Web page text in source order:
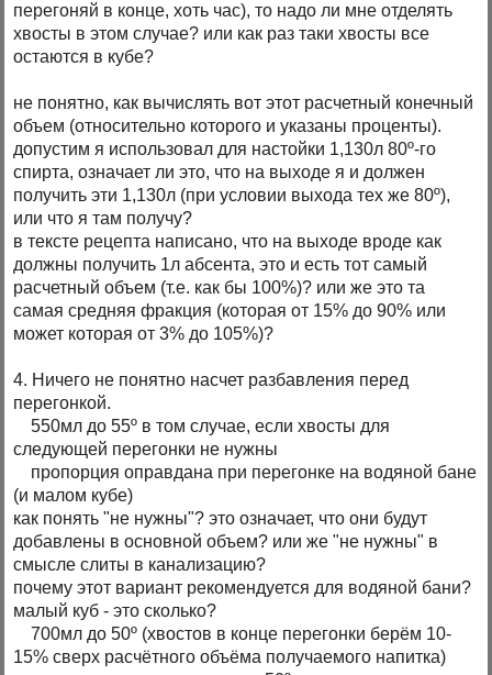
перегоняй в конце, хоть час), то надо ли мне отделять
хвосты в этом случае? или как раз таки хвосты все
остаются в кубе?
не понятно, как вычислять вот этот расчетный конечный
объем (относительно которого и указаны проценты).
допустим я использовал для настойки 1,130л 80º-го
спирта, означает ли это, что на выходе я и должен
получить эти 1,130л (при условии выхода тех же 80º),
или что я там получу?
в тексте рецепта написано, что на выходе вроде как
должны получить 1л абсента, это и есть тот самый
расчетный объем (т.е. как бы 100%)? или же это та
самая средняя фракция (которая от 15% до 90% или
может которая от 3% до 105%)?
4. Ничего не понятно насчет разбавления перед
перегонкой.
550мл до 55º в том случае, если хвосты для
следующей перегонки не нужны
пропорция оправдана при перегонке на водяной бане
(и малом кубе)
как понять "не нужны"? это означает, что они будут
добавлены в основной объем? или же "не нужны" в
смысле слиты в канализацию?
почему этот вариант рекомендуется для водяной бани?
малый куб - это сколько?
700мл до 50º (хвостов в конце перегонки берём 10-
15% сверх расчётного объёма получаемого напитка)